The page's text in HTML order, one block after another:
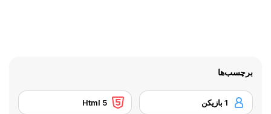
برچسب‌ها
1 بازیکن Html 5